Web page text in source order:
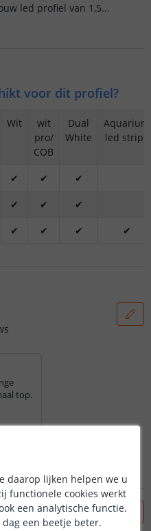
led profiel van 1,5...
voor dit profiel?
Wit
wit
pro/
COB
Dual
White
Aquarium
led strips
✔ ✔
✔
✔ ✔
✔
✔ ✔ ✔ ✔
top.
daarop lijken helpen we u
functionele cookies werkt
een analytische functie.
een beetje beter.